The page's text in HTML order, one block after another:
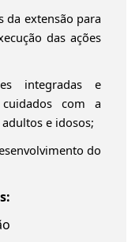
da extensão para
das ações
integradas e
cuidados com a
e idosos;
do